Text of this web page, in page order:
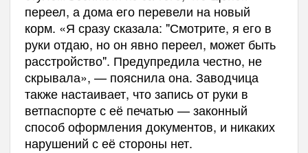
переел, а дома его перевели на новый
корм. «Я сразу сказала: "Смотрите, я его в
руки отдаю, но он явно переел, может быть
расстройство". Предупредила честно, не
скрывала», — пояснила она. Заводчица
также настаивает, что запись от руки в
ветпаспорте с её печатью — законный
способ оформления документов, и никаких
нарушений с её стороны нет.